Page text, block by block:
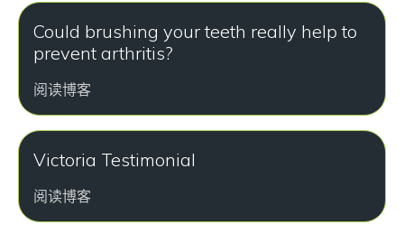
Could brushing your teeth really help to
prevent arthritis?
阅读博客
Victoria Testimonial
阅读博客